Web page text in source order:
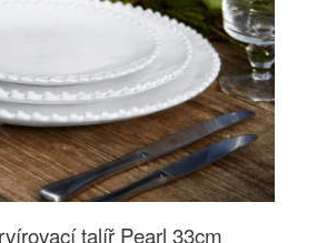
talíř Pearl 33cm